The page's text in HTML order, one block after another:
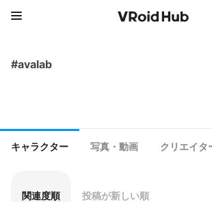
#avalab
キャラクター 写真・動画 クリエイタ
関連度順 投稿が新しい順